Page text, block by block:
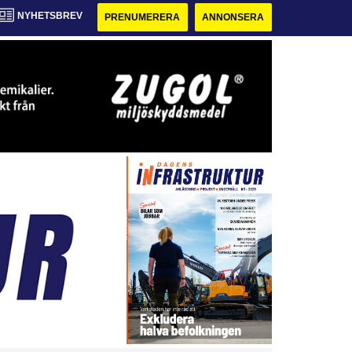
NYHETSBREV PRENUMERERA ANNONSERA